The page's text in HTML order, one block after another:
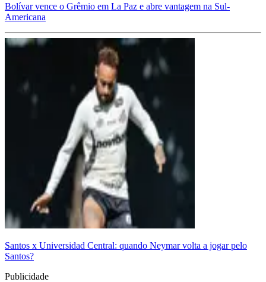
Bolívar vence o Grêmio em La Paz e abre vantagem na Sul-
Americana
Santos x Universidad Central: quando Neymar volta a jogar pelo
Santos?
Publicidade